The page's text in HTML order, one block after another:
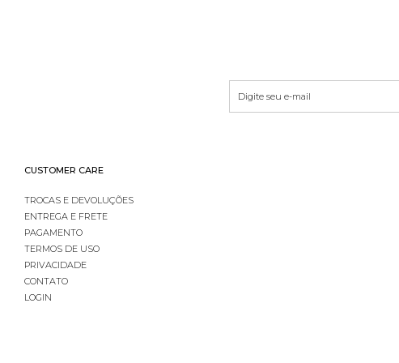
CUSTOMER CARE
TROCAS E DEVOLUÇÕES
ENTREGA E FRETE
PAGAMENTO
TERMOS DE USO
PRIVACIDADE
CONTATO
LOGIN